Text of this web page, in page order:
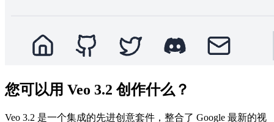
您可以用 Veo 3.2 创作什么？
Veo 3.2 是一个集成的先进创意套件，整合了 Google 最新的视